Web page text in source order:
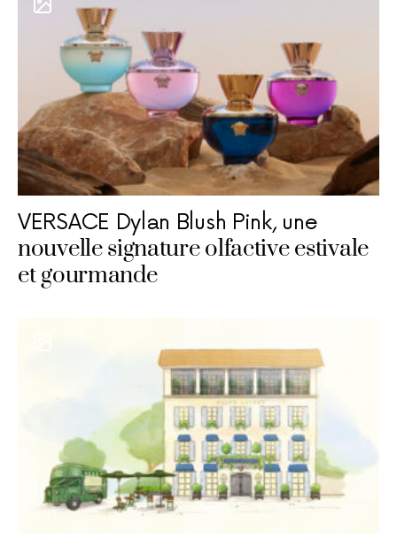
VERSACE Dylan Blush Pink, une
nouvelle signature olfactive estivale
et gourmande